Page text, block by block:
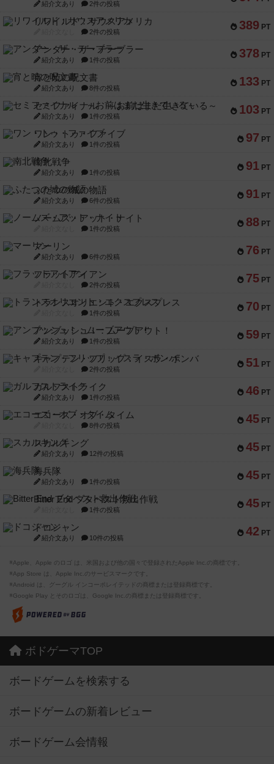
紹介文あり 2件の投稿
389 PT
リワイルド：サウスアメリカ
2件の投稿
378 PT
アンダー・ザ・テーブラー
紹介文あり 1件の投稿
133 PT
宵と暁の呪文書
紹介文あり 8件の投稿
103 PT
セミファイナル ～お前はまだ生きている～
紹介文あり 1件の投稿
97 PT
ワン・トゥ・ファイブ
紹介文あり 1件の投稿
91 PT
南北戦争
紹介文あり 1件の投稿
91 PT
ふたつの城の物語
紹介文あり 6件の投稿
88 PT
ノームズ・アット・ナイト
1件の投稿
76 PT
マーリン
紹介文あり 6件の投稿
75 PT
フラットアイアン
2件の投稿
70 PT
トランスオリエント・エクスプレス
1件の投稿
59 PT
アンブッシュ！：ムーブアウト！
紹介文あり 1件の投稿
51 PT
キャプテン・フリップ：イスラ・ボンバ
2件の投稿
46 PT
ガルフストライク
紹介文あり 1件の投稿
45 PT
エコーズ・オブ・タイム
8件の投稿
45 PT
スカルキング
紹介文あり 12件の投稿
45 PT
海兵隊
紹介文あり 1件の投稿
45 PT
Bitter End ブタペスト救出作戦
1件の投稿
42 PT
ドコジャン
紹介文あり 10件の投稿
※Apple、Apple のロゴ は、米国および他の国々で登録されたApple Inc.の商標です。
※App Store は、Apple Inc.のサービスマークです。
※Android は、グーグル インコーポレイテッドの商標または登録商標です。
※Google Play とそのロゴは、Google Inc.の商標または登録商標です。
ボドゲーマTOP
ボードゲームを検索する
ボードゲームの新着レビュー
ボードゲーム会情報